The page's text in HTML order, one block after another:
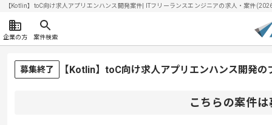
【Kotlin】toC向け求人アプリエンハンス開発案件| ITフリーランスエンジニアの求人・案件
企業の方 案件検索
募集終了 【Kotlin】toC向け求人アプリエンハンス開発
こちらの案件